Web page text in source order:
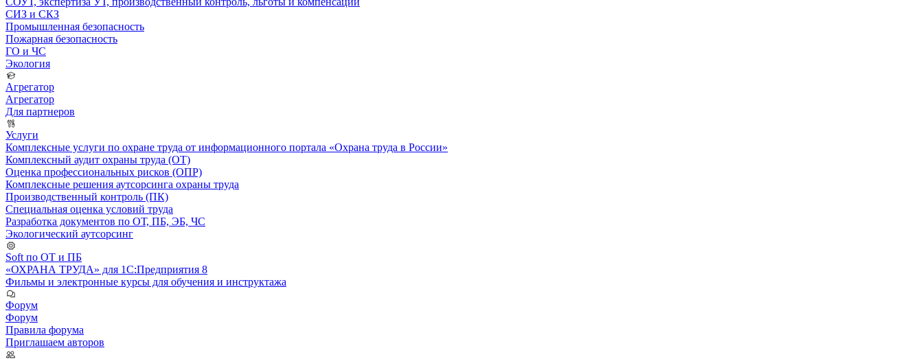
СИЗ и СКЗ
Промышленная безопасность
Пожарная безопасность
ГО и ЧС
Экология
Агрегатор
Агрегатор
Для партнеров
Услуги
Комплексные услуги по охране труда от информационного портала «Охрана труда в России»
Комплексный аудит охраны труда (ОТ)
Оценка профессиональных рисков (ОПР)
Комплексные решения аутсорсинга охраны труда
Производственный контроль (ПК)
Специальная оценка условий труда
Разработка документов по ОТ, ПБ, ЭБ, ЧС
Экологический аутсорсинг
Soft по ОТ и ПБ
«ОХРАНА ТРУДА» для 1С:Предприятия 8
Фильмы и электронные курсы для обучения и инструктажа
Форум
Форум
Правила форума
Приглашаем авторов